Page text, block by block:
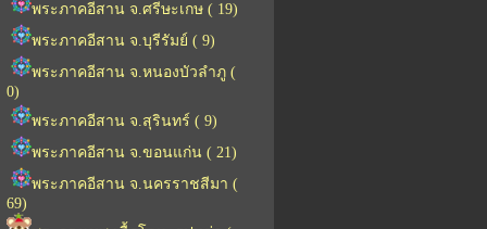
พระภาคอีสาน จ.ศรีษะเกษ ( 19)
พระภาคอีสาน จ.บุรีรัมย์ ( 9)
พระภาคอีสาน จ.หนองบัวลำภู (
0)
พระภาคอีสาน จ.สุรินทร์ ( 9)
พระภาคอีสาน จ.ขอนแก่น ( 21)
พระภาคอีสาน จ.นครราชสีมา (
69)